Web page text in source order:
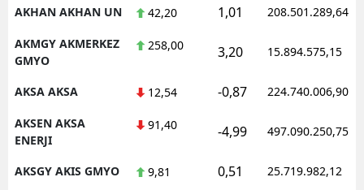
Niğde
Samsun
AKHAN AKHAN UN 42,20 1,01 208.501.289,64
AKMGY AKMERKEZ
GMYO
258,00 3,20 15.894.575,15
AKSA AKSA 12,54 -0,87 224.740.006,90
AKSEN AKSA
ENERJI
91,40 -4,99 497.090.250,75
AKSGY AKIS GMYO 9,81 0,51 25.719.982,12